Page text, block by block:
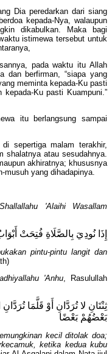
Dia peredarkan dari siang
kepada-Nya, walaupun
dikabulkan. Maka bagi
istimewa tersebut untuk
pada waktu itu Allah
dan berfirman, “siapa yang
meminta kepada-Ku pasti
Ku pasti Kuampuni.”
itu berlangsung sampai
sepertiga malam terakhir,
shalatnya atau sesudahnya.
akhiratnya; khususnya
musuh yang dihadapinya.
Shallallahu 'Alaihi Wasallam
إِذَا نُودِيَ بِالصَّلَاةِ فُتِحَتْ
pintu-pintu langit dan
'Anhu, Rasulullah
ثِنْتَانِ لا تُرَدَّانِ أَوْ قَلَّمَا
بَعْضُهُمْ بَعْضًا
kecil ditolak doa;
ketika kedua kubu